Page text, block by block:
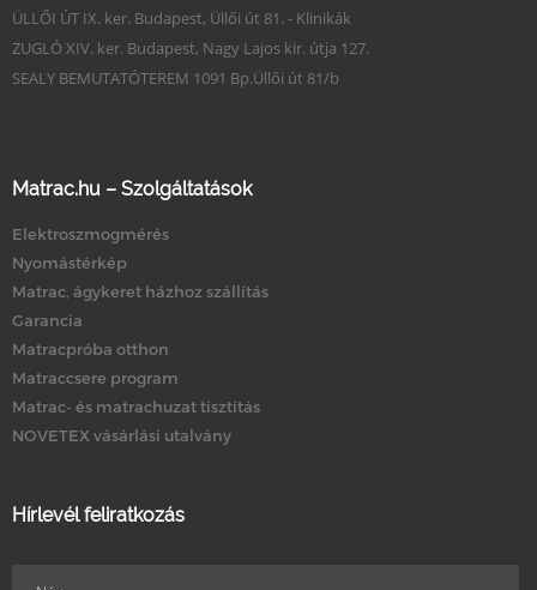
ÜLLŐI ÚT IX. ker. Budapest, Üllői út 81. - Klinikák
ZUGLÓ XIV. ker. Budapest, Nagy Lajos kir. útja 127.
SEALY BEMUTATÓTEREM 1091 Bp.Üllői út 81/b
Matrac.hu – Szolgáltatások
Elektroszmogmérés
Nyomástérkép
Matrac, ágykeret házhoz szállítás
Garancia
Matracpróba otthon
Matraccsere program
Matrac- és matrachuzat tisztítás
NOVETEX vásárlási utalvány
Hírlevél feliratkozás